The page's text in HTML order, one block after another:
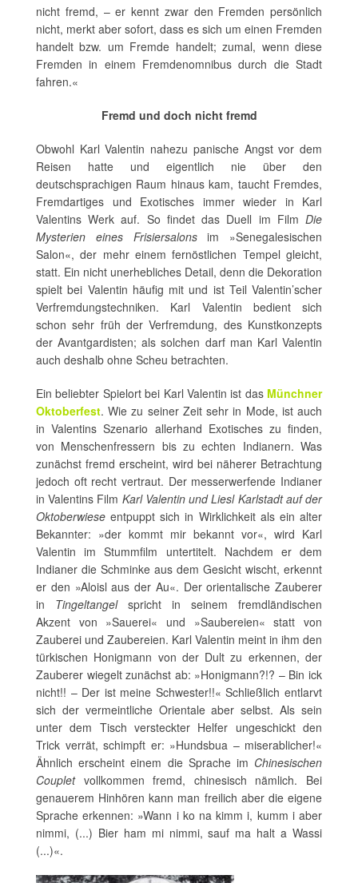
nicht fremd, – er kennt zwar den Fremden persönlich
nicht, merkt aber sofort, dass es sich um einen Fremden
handelt bzw. um Fremde handelt; zumal, wenn diese
Fremden in einem Fremdenomnibus durch die Stadt
fahren.«
Fremd und doch nicht fremd
Obwohl Karl Valentin nahezu panische Angst vor dem
Reisen hatte und eigentlich nie über den
deutschsprachigen Raum hinaus kam, taucht Fremdes,
Fremdartiges und Exotisches immer wieder in Karl
Valentins Werk auf. So findet das Duell im Film Die
Mysterien eines Frisiersalonsim »Senegalesischen
Salon«, der mehr einem fernöstlichen Tempel gleicht,
statt. Ein nicht unerhebliches Detail, denn die Dekoration
spielt bei Valentin häufig mit und ist Teil Valentin’scher
Verfremdungstechniken. Karl Valentin bedient sich
schon sehr früh der Verfremdung, des Kunstkonzepts
der Avantgardisten; als solchen darf man Karl Valentin
auch deshalb ohne Scheu betrachten.
Ein beliebter Spielort bei Karl Valentin ist das Münchner
Oktoberfest. Wie zu seiner Zeit sehr in Mode, ist auch
in Valentins Szenario allerhand Exotisches zu finden,
von Menschenfressern bis zu echten Indianern. Was
zunächst fremd erscheint, wird bei näherer Betrachtung
jedoch oft recht vertraut. Der messerwerfende Indianer
in Valentins Film Karl Valentin und Liesl Karlstadt auf der
Oktoberwiese entpuppt sich in Wirklichkeit als ein alter
Bekannter: »der kommt mir bekannt vor«, wird Karl
Valentin im Stummfilm untertitelt. Nachdem er dem
Indianer die Schminke aus dem Gesicht wischt, erkennt
er den »Aloisl aus der Au«. Der orientalische Zauberer
in Tingeltangelspricht in seinem fremdländischen
Akzent von »Sauerei« und »Saubereien« statt von
Zauberei und Zaubereien. Karl Valentin meint in ihm den
türkischen Honigmann von der Dult zu erkennen, der
Zauberer wiegelt zunächst ab: »Honigmann?!? – Bin ick
nicht!! – Der ist meine Schwester!!« Schließlich entlarvt
sich der vermeintliche Orientale aber selbst. Als sein
unter dem Tisch versteckter Helfer ungeschickt den
Trick verrät, schimpft er: »Hundsbua – miserablicher!«
Ähnlich erscheint einem die Sprache im Chinesischen
Coupletvollkommen fremd, chinesisch nämlich. Bei
genauerem Hinhören kann man freilich aber die eigene
Sprache erkennen: »Wann i ko na kimm i, kumm i aber
nimmi, (...) Bier ham mi nimmi, sauf ma halt a Wassi
(...)«.